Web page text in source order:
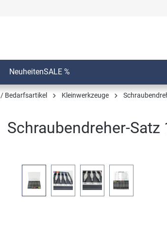
NeuheitenSALE %
/ Bedarfsartikel Kleinwerkzeuge
Schraubendreher-
Bildergalerie überspringen